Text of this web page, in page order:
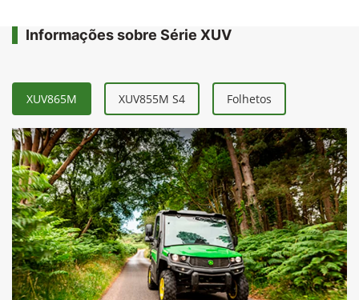
Informações sobre Série XUV
XUV865M XUV855M S4 Folhetos